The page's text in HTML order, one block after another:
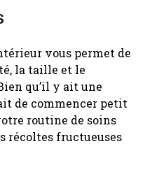
vous permet de
la taille et le
qu’il y ait une
de commencer petit
routine de soins
récoltes fructueuses